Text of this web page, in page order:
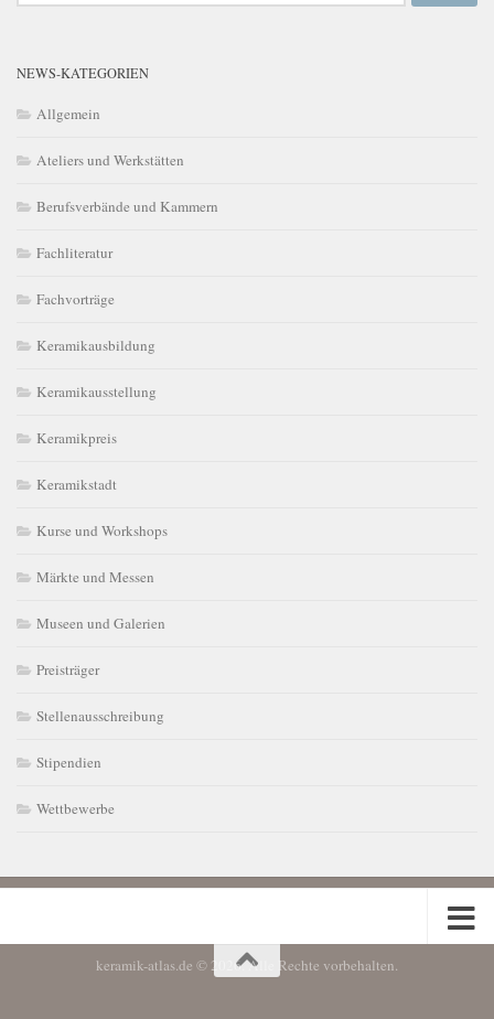
NEWS-KATEGORIEN
Allgemein
Ateliers und Werkstätten
Berufsverbände und Kammern
Fachliteratur
Fachvorträge
Keramikausbildung
Keramikausstellung
Keramikpreis
Keramikstadt
Kurse und Workshops
Märkte und Messen
Museen und Galerien
Preisträger
Stellenausschreibung
Stipendien
Wettbewerbe
keramik-atlas.de © 2026. Alle Rechte vorbehalten.